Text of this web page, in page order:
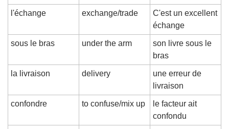
l'échange exchange/trade
C'est un excellent
échange
sous le bras under the arm
son livre sous le
bras
la livraison delivery
une erreur de
livraison
confondre to confuse/mix up
le facteur ait
confondu